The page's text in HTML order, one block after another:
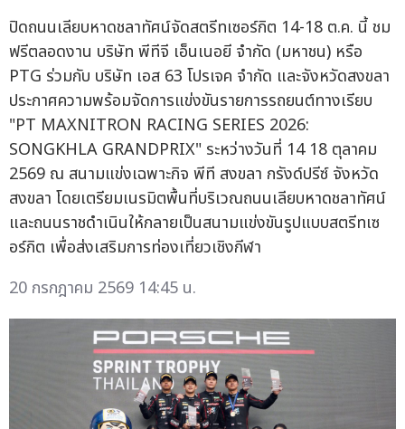
ปิดถนนเลียบหาดชลาทัศน์จัดสตรีทเซอร์กิต 14-18 ต.ค. นี้ ชม
ฟรีตลอดงาน บริษัท พีทีจี เอ็นเนอยี จำกัด (มหาชน) หรือ
PTG ร่วมกับ บริษัท เอส 63 โปรเจค จำกัด และจังหวัดสงขลา
ประกาศความพร้อมจัดการแข่งขันรายการรถยนต์ทางเรียบ
"PT MAXNITRON RACING SERIES 2026:
SONGKHLA GRANDPRIX" ระหว่างวันที่ 14 18 ตุลาคม
2569 ณ สนามแข่งเฉพาะกิจ พีที สงขลา กรังด์ปรีซ์ จังหวัด
สงขลา โดยเตรียมเนรมิตพื้นที่บริเวณถนนเลียบหาดชลาทัศน์
และถนนราชดำเนินให้กลายเป็นสนามแข่งขันรูปแบบสตรีทเซ
อร์กิต เพื่อส่งเสริมการท่องเที่ยวเชิงกีฬา
20 กรกฎาคม 2569 14:45 น.